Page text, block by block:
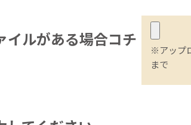
イルがある場合コチ
※アップ
まで